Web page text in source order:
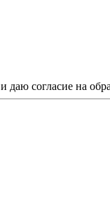
и даю согласие на